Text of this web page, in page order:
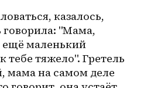
казалось,
говорила: "Мама,
ещё маленький
тебе тяжело". Гретель
мама на самом деле